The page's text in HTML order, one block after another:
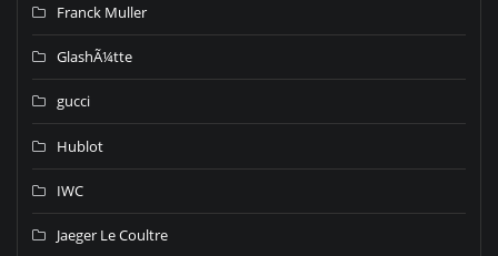
Franck Muller
GlashÃ¼tte
gucci
Hublot
IWC
Jaeger Le Coultre